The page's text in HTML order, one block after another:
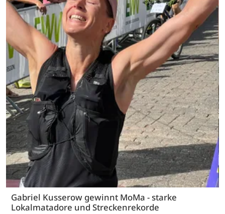
Gabriel Kusserow gewinnt MoMa - starke
Lokalmatadore und Streckenrekorde